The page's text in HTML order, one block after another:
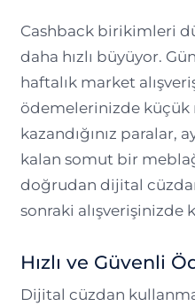
Cashback birikimleri
daha hızlı büyüyor.
haftalık market
ödemelerinizde
kazandığınız paralar,
kalan somut bir
doğrudan dijital
sonraki alışverişinizde
Hızlı ve Güvenli
Dijital cüzdan